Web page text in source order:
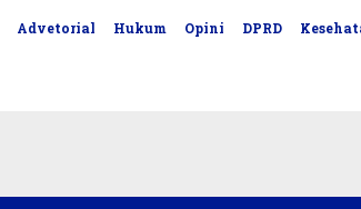
Advetorial Hukum Opini DPRD